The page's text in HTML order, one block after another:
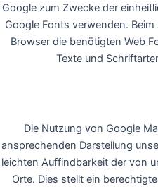
Google zum Zwecke der
Google Fonts verwenden.
Browser die benötigten Web
Texte und
Die Nutzung von Google
ansprechenden Darstellung
leichten Auffindbarkeit der von
Orte. Dies stellt ein